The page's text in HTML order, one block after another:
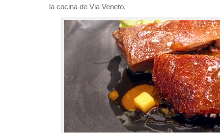
la cocina de Via Veneto.